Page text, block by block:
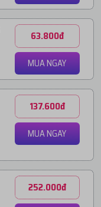
63.800đ
MUA NGAY
137.600đ
MUA NGAY
252.000đ